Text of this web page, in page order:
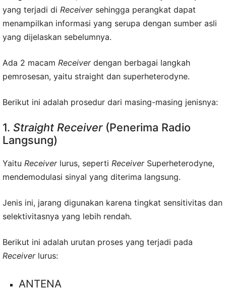
yang terjadi di Receiversehingga perangkat dapat
menampilkan informasi yang serupa dengan sumber asli
yang dijelaskan sebelumnya.
Ada 2 macam Receiverdengan berbagai langkah
pemrosesan, yaitu straight dan superheterodyne.
Berikut ini adalah prosedur dari masing-masing jenisnya:
1. Straight Receiver(Penerima Radio
Langsung)
Yaitu Receiverlurus, seperti ReceiverSuperheterodyne,
mendemodulasi sinyal yang diterima langsung.
Jenis ini, jarang digunakan karena tingkat sensitivitas dan
selektivitasnya yang lebih rendah.
Berikut ini adalah urutan proses yang terjadi pada
Receiverlurus:
ANTENA